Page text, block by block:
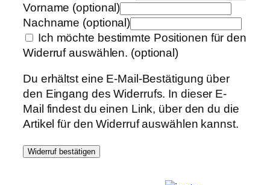
Vorname (optional)
Nachname (optional)
Ich möchte bestimmte Positionen für den
Widerruf auswählen. (optional)
Du erhältst eine E-Mail-Bestätigung über
den Eingang des Widerrufs. In dieser E-
Mail findest du einen Link, über den du die
Artikel für den Widerruf auswählen kannst.
Widerruf bestätigen